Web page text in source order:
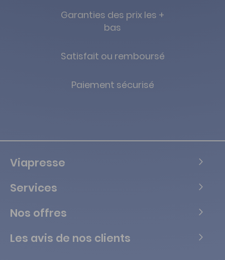
Garanties des prix les +
bas
Satisfait ou remboursé
Paiement sécurisé
Viapresse
Services
Nos offres
Les avis de nos clients